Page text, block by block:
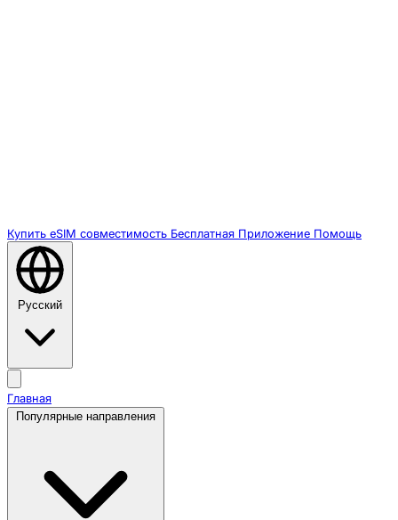
Купить eSIM совместимость Бесплатная Приложение Помощь
Русский
Главная
Популярные направления